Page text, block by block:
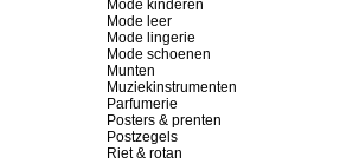
Mode kinderen
Mode leer
Mode lingerie
Mode schoenen
Munten
Muziekinstrumenten
Parfumerie
Posters & prenten
Postzegels
Riet & rotan